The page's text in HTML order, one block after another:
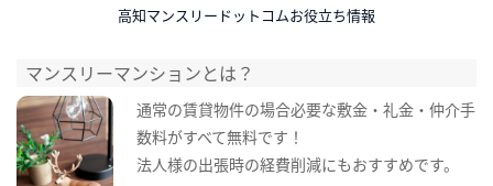
高知マンスリードットコムお役立ち情報
マンスリーマンションとは？
通常の賃貸物件の場合必要な敷金・礼金・仲介手
数料がすべて無料です！
法人様の出張時の経費削減にもおすすめです。